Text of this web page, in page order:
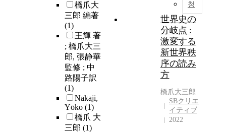
橋爪大
三郎 編著
(1)
王輝 著
; 橋爪大三
郎, 張静華
監修 ; 中
路陽子訳
(1)
Nakaji,
Yōko (1)
橋爪 大
三郎 (1)
청
世界史の
分岐点 :
激変する
新世界秩
序の読み
方
橋爪大三郎
SBクリエ
イティブ
2022